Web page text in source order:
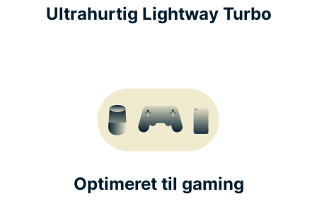
Ultrahurtig Lightway Turbo
Optimeret til gaming